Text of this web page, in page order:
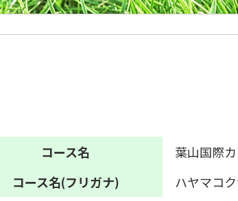
コース名
葉山国際
コース名(フリガナ) ハヤマコ